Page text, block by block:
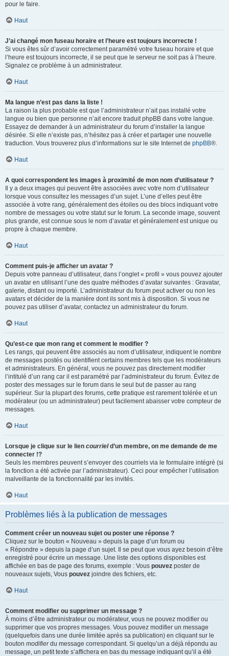
pour le faire.
Haut
J’ai changé mon fuseau horaire et l’heure est toujours incorrecte !
Si vous êtes sûr d’avoir correctement paramétré votre fuseau horaire et que
l’heure est toujours incorrecte, il se peut que le serveur ne soit pas à l’heure.
Signalez ce problème à un administrateur.
Haut
Ma langue n’est pas dans la liste !
La raison la plus probable est que l’administrateur n’ait pas installé votre
langue ou bien que personne n’ait encore traduit phpBB dans votre langue.
Essayez de demander à un administrateur du forum d’installer la langue
désirée. Si elle n’existe pas, n’hésitez pas à créer et partager une nouvelle
traduction. Vous trouverez plus d’informations sur le site Internet de phpBB®.
Haut
A quoi correspondent les images à proximité de mon nom d’utilisateur ?
Il y a deux images qui peuvent être associées avec votre nom d’utilisateur
lorsque vous consultez les messages d’un sujet. L’une d’elles peut être
associée à votre rang, généralement des étoiles ou des blocs indiquant votre
nombre de messages ou votre statut sur le forum. La seconde image, souvent
plus grande, est connue sous le nom d’avatar et généralement est unique ou
propre à chaque membre.
Haut
Comment puis-je afficher un avatar ?
Depuis votre panneau d’utilisateur, dans l’onglet « profil » vous pouvez ajouter
un avatar en utilisant l’une des quatre méthodes d’avatar suivantes : Gravatar,
galerie, distant ou importé. L’administrateur du forum peut activer ou non les
avatars et décider de la manière dont ils sont mis à disposition. Si vous ne
pouvez pas utiliser d’avatar, contactez un administrateur du forum.
Haut
Qu’est-ce que mon rang et comment le modifier ?
Les rangs, qui peuvent être associés au nom d’utilisateur, indiquent le nombre
de messages postés ou identifient certains membres tels que les modérateurs
et administrateurs. En général, vous ne pouvez pas directement modifier
l’intitulé d’un rang car il est paramétré par l’administrateur du forum. Évitez de
poster des messages sur le forum dans le seul but de passer au rang
supérieur. Sur la plupart des forums, cette pratique est rarement tolérée et un
modérateur (ou un administrateur) peut facilement abaisser votre compteur de
messages.
Haut
Lorsque je clique sur le lien courrield’un membre, on me demande de me
connecter !?
Seuls les membres peuvent s’envoyer des courriels via le formulaire intégré (si
la fonction a été activée par l’administrateur). Ceci pour empêcher l’utilisation
malveillante de la fonctionnalité par les invités.
Haut
Problèmes liés à la publication de messages
Comment créer un nouveau sujet ou poster une réponse ?
Cliquez sur le bouton « Nouveau » depuis la page d’un forum ou
« Répondre » depuis la page d’un sujet. Il se peut que vous ayez besoin d’être
enregistré pour écrire un message. Une liste des options disponibles est
affichée en bas de page des forums, exemple : Vous pouvez poster de
nouveaux sujets, Vous pouvez joindre des fichiers, etc.
Haut
Comment modifier ou supprimer un message ?
À moins d’être administrateur ou modérateur, vous ne pouvez modifier ou
supprimer que vos propres messages. Vous pouvez modifier un message
(quelquefois dans une durée limitée après sa publication) en cliquant sur le
bouton modifierdu message correspondant. Si quelqu’un a déjà répondu au
message, un petit texte s’affichera en bas du message indiquant qu’il a été